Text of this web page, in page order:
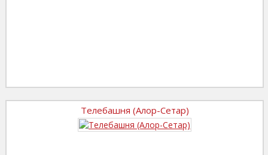
Телебашня (Алор-Сетар)